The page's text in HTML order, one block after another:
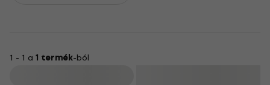
1 - 1 a 1 termék-ból